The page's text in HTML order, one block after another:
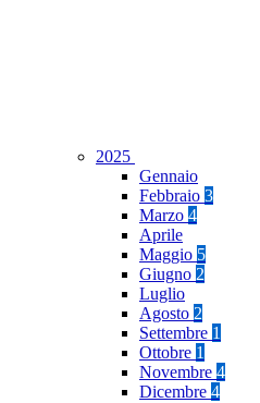
2025
Gennaio
Febbraio 3
Marzo 4
Aprile
Maggio 5
Giugno 2
Luglio
Agosto 2
Settembre 1
Ottobre 1
Novembre 4
Dicembre 4